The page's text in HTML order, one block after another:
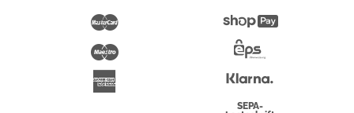
Maestro
Pay
Überweisung
SEPA-